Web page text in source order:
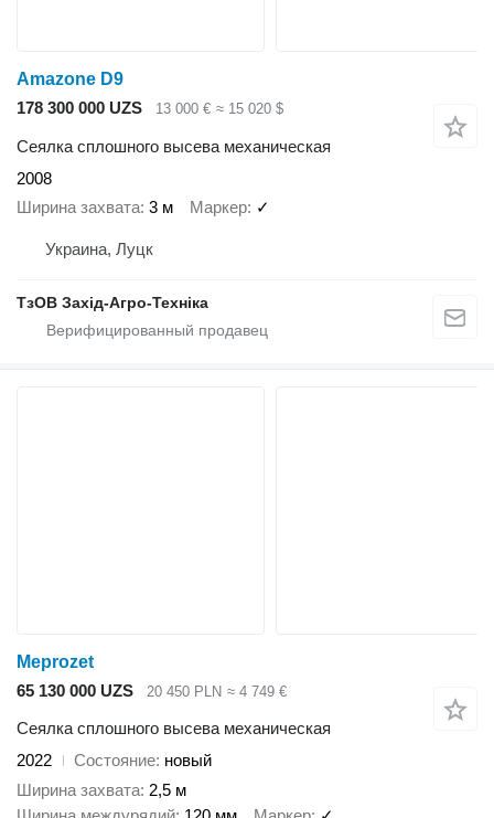
Amazone D9
178 300 000 UZS
13 000 € ≈ 15 020 $
Сеялка сплошного высева механическая
2008
Ширина захвата 3 м Маркер ✓
Украина, Луцк
ТзОВ Захід-Агро-Техніка
Meprozet
65 130 000 UZS
20 450 PLN ≈ 4 749 €
Сеялка сплошного высева механическая
2022
Состояние новый
Ширина захвата 2,5 м